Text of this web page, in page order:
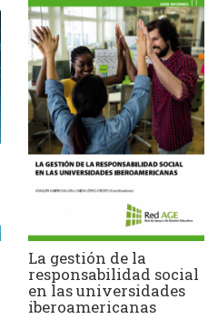
La gestión de la
responsabilidad social
en las universidades
iberoamericanas